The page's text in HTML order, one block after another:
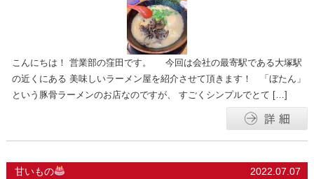
こんにちは！ 営業部の窪田です。 今回は会社の最寄駅である大塚駅
の近くにある 美味しいラーメン屋を紹介させて頂きます！ 「ぼたん」
という豚骨ラーメンのお店なのですが、 すごくシンプルでとて […]
甘いもの 2022.07.07